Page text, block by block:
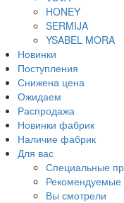
HONEY
SERMIJA
YSABEL MORA
Новинки
Поступления
Снижена цена
Ожидаем
Распродажа
Новинки фабрик
Наличие фабрик
Для вас
Специальные
Рекомендуемые
Вы смотрели